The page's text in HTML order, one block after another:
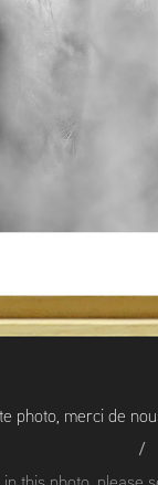
photo, merci de
/